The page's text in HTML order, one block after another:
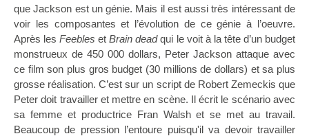
que Jackson est un génie. Mais il est aussi très intéressant de
voir les composantes et l’évolution de ce génie à l’oeuvre.
Après lesFeebles etBrain deadqui le voit à la tête d’un budget
monstrueux de 450 000 dollars, Peter Jackson attaque avec
ce film son plus gros budget (30 millions de dollars) et sa plus
grosse réalisation. C’est sur un script de Robert Zemeckis que
Peter doit travailler et mettre en scène. Il écrit le scénario avec
sa femme et productrice Fran Walsh et se met au travail.
Beaucoup de pression l’entoure puisqu'il va devoir travailler